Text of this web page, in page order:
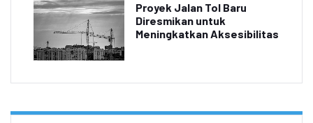
Proyek Jalan Tol Baru
Diresmikan untuk
Meningkatkan Aksesibilitas